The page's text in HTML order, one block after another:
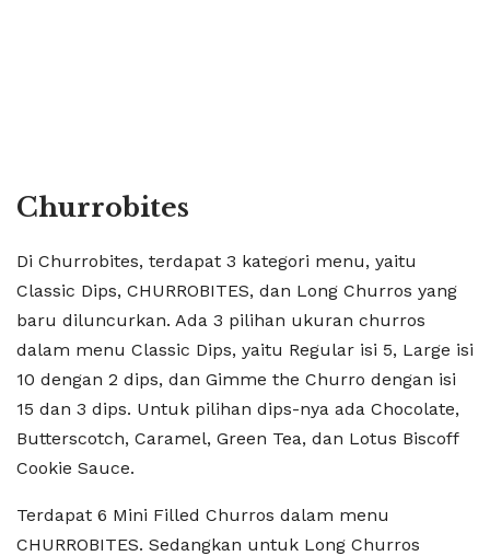
Churrobites
Di Churrobites, terdapat 3 kategori menu, yaitu
Classic Dips, CHURROBITES, dan Long Churros yang
baru diluncurkan. Ada 3 pilihan ukuran churros
dalam menu Classic Dips, yaitu Regular isi 5, Large isi
10 dengan 2 dips, dan Gimme the Churro dengan isi
15 dan 3 dips. Untuk pilihan dips-nya ada Chocolate,
Butterscotch, Caramel, Green Tea, dan Lotus Biscoff
Cookie Sauce.
Terdapat 6 Mini Filled Churros dalam menu
CHURROBITES. Sedangkan untuk Long Churros